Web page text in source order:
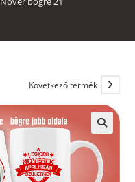
Következő termék